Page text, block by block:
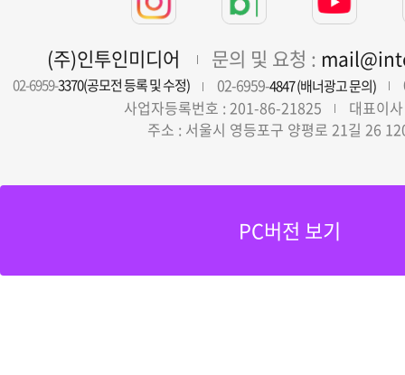
(주)인투인미디어 문의 및 요청 :
02-6959-3370(공모전 등록 및 수정) 02-6959-4847 (배너광고 문의)
사업자등록번호 : 201-86-21825
대표이
주소 : 서울시 영등포구 양평로 21길 26
PC버전 보기